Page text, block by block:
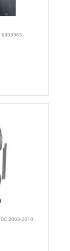
2003-2010